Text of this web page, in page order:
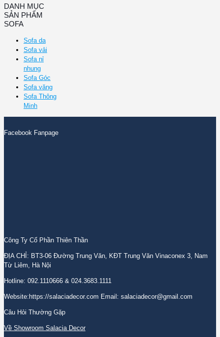
DANH MỤC
SẢN PHẨM
SOFA
Sofa da
Sofa vải
Sofa nỉ
nhung
Sofa Góc
Sofa văng
Sofa Thông
Minh
Facebook Fanpage
Công Ty Cổ Phần Thiên Thần
ĐỊA CHỈ: BT3-06 Đường Trung Văn, KĐT Trung Văn Vinaconex 3, Nam
Từ Liêm, Hà Nội
Hotline: 092.1110666 & 024.3683.1111
Website:https://salaciadecor.com Email: salaciadecor@gmail.com
Câu Hỏi Thường Gặp
Về Showroom Salacia Decor